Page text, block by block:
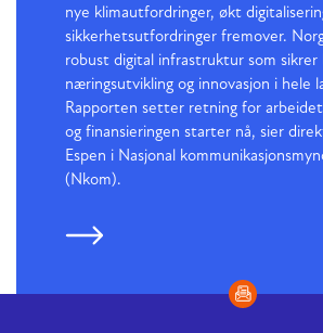
nye klimautfordringer, økt
sikkerhetsutfordringer fremover.
robust digital infrastruktur som sikrer
næringsutvikling og innovasjon i hele
Rapporten setter retning for
og finansieringen starter nå, sier
Espen i Nasjonal
(Nkom).